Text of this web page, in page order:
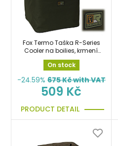
Fox Termo Taška R-Series
Cooler na boilies, krmení,
návnady a nástrahy
On stock
-24.59% 675Kč with VAT
509 Kč
PRODUCT DETAIL